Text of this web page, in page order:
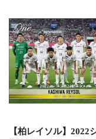
【柏レイソル】2022